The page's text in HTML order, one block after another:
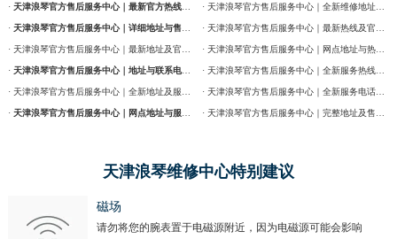
· 天津浪琴官方售后服务中心｜最新官方热线及维修地址权威信息通告（2026年7月最新）
· 天津浪琴官方售后服务中心｜详细地址与售后服务电话权威信息公告（2026年7月最新）
· 天津浪琴官方售后服务中心｜地址与联系电话权威信息公告（2026年7月最新）
· 天津浪琴官方售后服务中心｜网点地址与服务热线权威信息公示（2026年7月最新）
天津浪琴维修中心特别建议
磁场
请勿将您的腕表置于电磁源附近，因为电磁源可能会影响